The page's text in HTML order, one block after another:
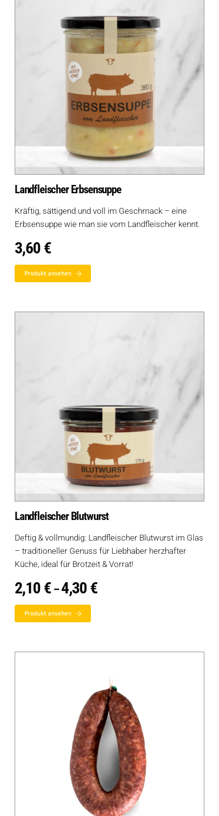
Landfleischer Erbsensuppe
Kräftig, sättigend und voll im Geschmack – eine
Erbsensuppe wie man sie vom Landfleischer kennt.
3,60€
Produkt ansehen
Landfleischer Blutwurst
Deftig & vollmundig: Landfleischer Blutwurst im Glas
– traditioneller Genuss für Liebhaber herzhafter
Küche, ideal für Brotzeit & Vorrat!
2,10€ –4,30€Preisspanne:
2,10 €
Produkt ansehen